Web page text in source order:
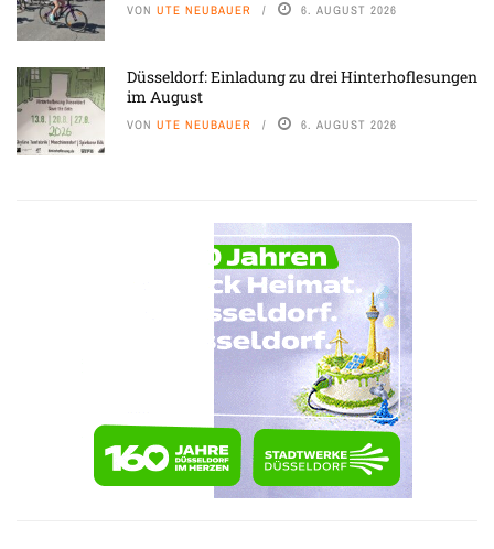
VON UTE NEUBAUER 6. AUGUST 2026
Düsseldorf: Einladung zu drei Hinterhoflesungen
im August
VON UTE NEUBAUER 6. AUGUST 2026